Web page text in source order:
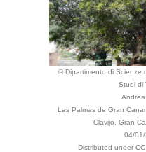
© Dipartimento di Scienze
Studi di
Andrea
Las Palmas de Gran
Clavijo, Gran
04/01/
Distributed under